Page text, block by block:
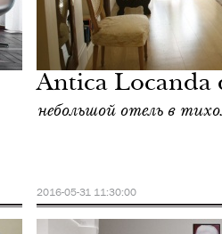
Antica Locanda
небольшой отель в
2016-05-31 11:30:00